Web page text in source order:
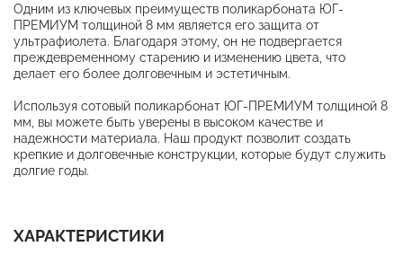
Одним из ключевых преимуществ поликарбоната ЮГ-
ПРЕМИУМ толщиной 8 мм является его защита от
ультрафиолета. Благодаря этому, он не подвергается
преждевременному старению и изменению цвета, что
делает его более долговечным и эстетичным.
Используя сотовый поликарбонат ЮГ-ПРЕМИУМ толщиной 8
мм, вы можете быть уверены в высоком качестве и
надежности материала. Наш продукт позволит создать
крепкие и долговечные конструкции, которые будут служить
долгие годы.
ХАРАКТЕРИСТИКИ